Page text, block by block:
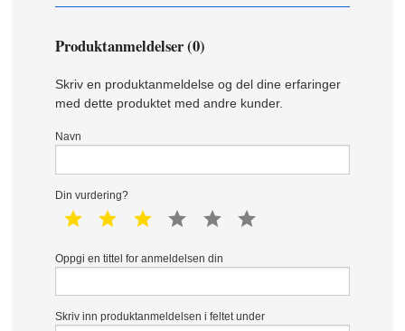
Produktanmeldelser (0)
Skriv en produktanmeldelse og del dine erfaringer
med dette produktet med andre kunder.
Navn
Din vurdering?
1 star 2 star 3 star 4 star 5 star
Oppgi en tittel for anmeldelsen din
Skriv inn produktanmeldelsen i feltet under